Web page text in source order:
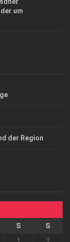
um
der Region
S
S